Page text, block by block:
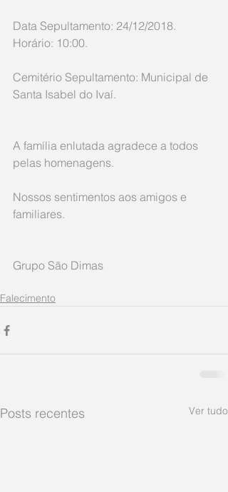
Data Sepultamento: 24/12/2018.
Horário: 10:00.
Cemitério Sepultamento: Municipal de
Santa Isabel do Ivaí.
A família enlutada agradece a todos
pelas homenagens.
Nossos sentimentos aos amigos e
familiares.
Grupo São Dimas
Falecimento
Posts recentes Ver tudo